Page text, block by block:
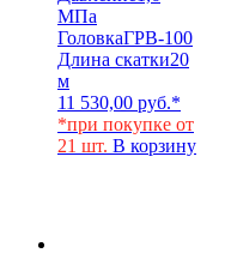
МПа
ГоловкаГРВ-100
Длина скатки20
м
11 530,00 руб.*
*при покупке от
21 шт. В корзину